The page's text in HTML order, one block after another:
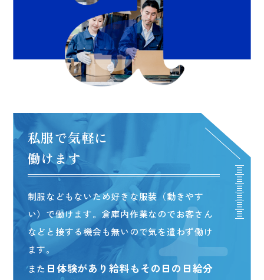
私服で気軽に
働けます
制服などもないため好きな服装（動きやす
い）で働けます。倉庫内作業なのでお客さん
などと接する機会も無いので気を遣わず働け
ます。
また 日体験があり給料もその日の日給分